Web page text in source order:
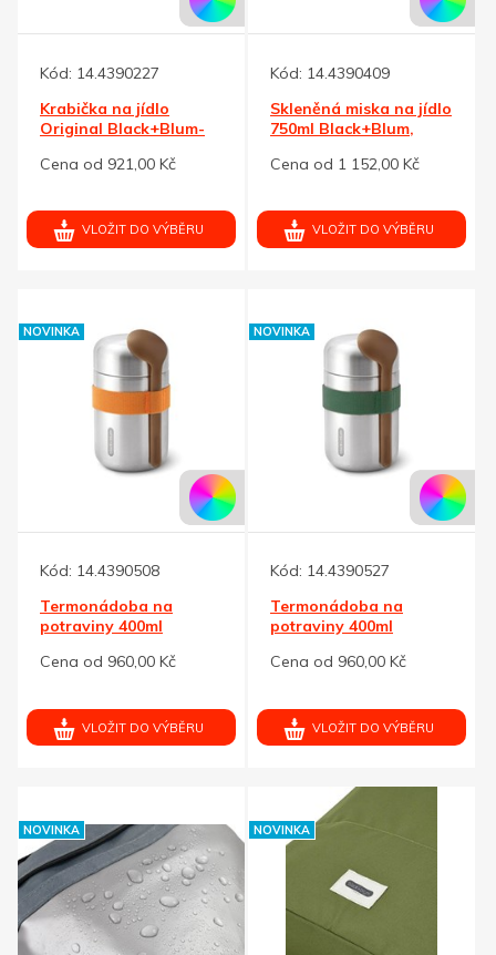
Kód: 14.4390227
Krabička na jídlo
Original Black+Blum-
Cena od 921,00 Kč
VLOŽIT DO VÝBĚRU
Kód: 14.4390409
Skleněná miska na jídlo
750ml Black+Blum,
Cena od 1 152,00 Kč
VLOŽIT DO VÝBĚRU
NOVINKA
Kód: 14.4390508
Termonádoba na
potraviny 400ml
Cena od 960,00 Kč
VLOŽIT DO VÝBĚRU
NOVINKA
Kód: 14.4390527
Termonádoba na
potraviny 400ml
Cena od 960,00 Kč
VLOŽIT DO VÝBĚRU
NOVINKA NOVINKA